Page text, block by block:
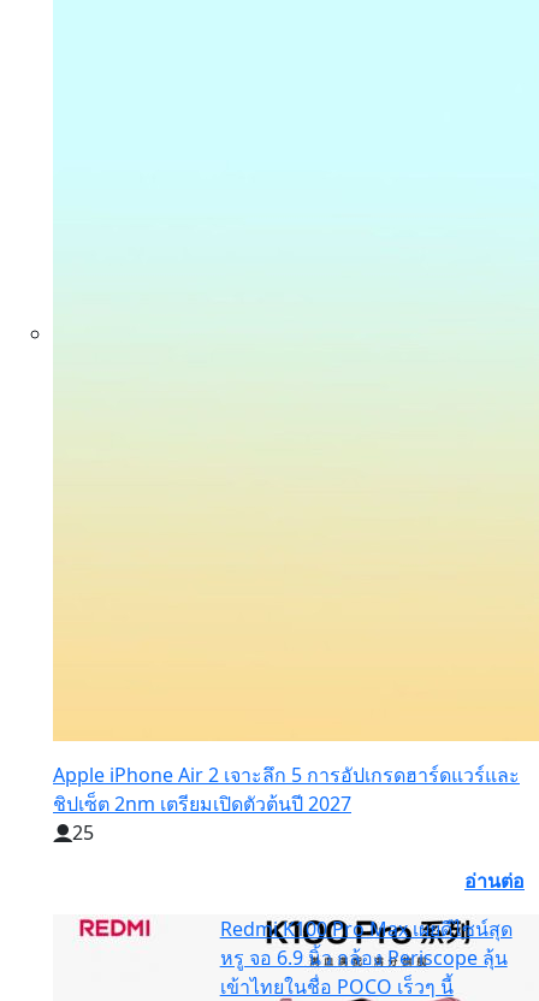
Apple iPhone Air 2 เจาะลึก 5 การอัปเกรดฮาร์ดแวร์และ
ชิปเซ็ต 2nm เตรียมเปิดตัวต้นปี 2027
25
อ่านต่อ
Redmi K100 Pro Max เผยดีไซน์สุด
หรู จอ 6.9 นิ้ว กล้อง Periscope ลุ้น
เข้าไทยในชื่อ POCO เร็วๆ นี้